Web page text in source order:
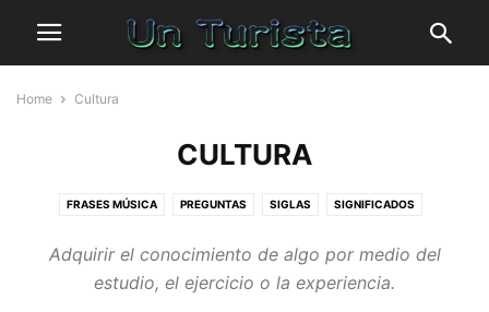
Home Cultura
CULTURA
FRASES MÚSICA PREGUNTAS SIGLAS SIGNIFICADOS
Adquirir el conocimiento de algo por medio del
estudio, el ejercicio o la experiencia.